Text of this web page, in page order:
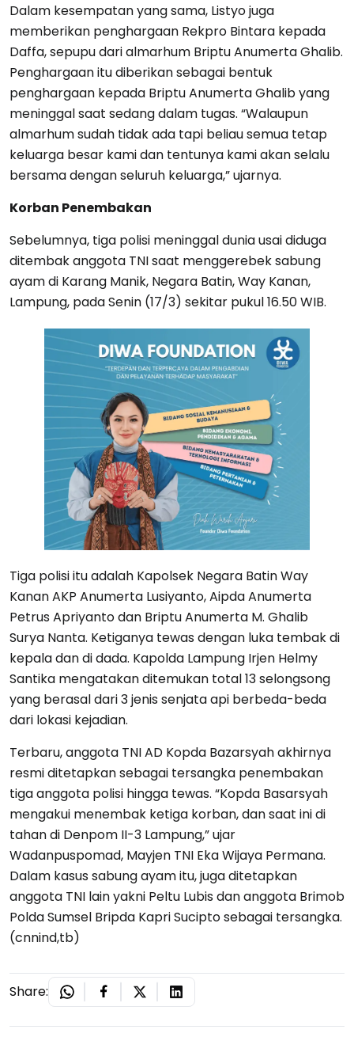
Dalam kesempatan yang sama, Listyo juga
memberikan penghargaan Rekpro Bintara kepada
Daffa, sepupu dari almarhum Briptu Anumerta Ghalib.
Penghargaan itu diberikan sebagai bentuk
penghargaan kepada Briptu Anumerta Ghalib yang
meninggal saat sedang dalam tugas. “Walaupun
almarhum sudah tidak ada tapi beliau semua tetap
keluarga besar kami dan tentunya kami akan selalu
bersama dengan seluruh keluarga,” ujarnya.
Korban Penembakan
Sebelumnya, tiga polisi meninggal dunia usai diduga
ditembak anggota TNI saat menggerebek sabung
ayam di Karang Manik, Negara Batin, Way Kanan,
Lampung, pada Senin (17/3) sekitar pukul 16.50 WIB.
Tiga polisi itu adalah Kapolsek Negara Batin Way
Kanan AKP Anumerta Lusiyanto, Aipda Anumerta
Petrus Apriyanto dan Briptu Anumerta M. Ghalib
Surya Nanta. Ketiganya tewas dengan luka tembak di
kepala dan di dada. Kapolda Lampung Irjen Helmy
Santika mengatakan ditemukan total 13 selongsong
yang berasal dari 3 jenis senjata api berbeda-beda
dari lokasi kejadian.
Terbaru, anggota TNI AD Kopda Bazarsyah akhirnya
resmi ditetapkan sebagai tersangka penembakan
tiga anggota polisi hingga tewas. “Kopda Basarsyah
mengakui menembak ketiga korban, dan saat ini di
tahan di Denpom II-3 Lampung,” ujar
Wadanpuspomad, Mayjen TNI Eka Wijaya Permana.
Dalam kasus sabung ayam itu, juga ditetapkan
anggota TNI lain yakni Peltu Lubis dan anggota Brimob
Polda Sumsel Bripda Kapri Sucipto sebagai tersangka.
(cnnind,tb)
Share: